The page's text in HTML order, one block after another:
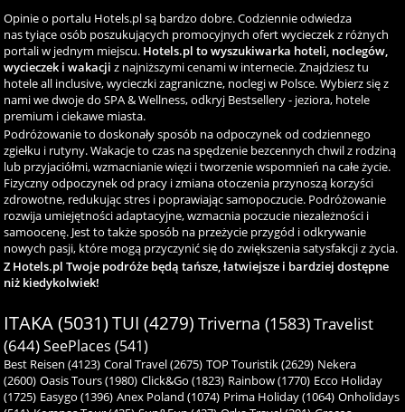
Opinie o portalu Hotels.pl są bardzo dobre. Codziennie odwiedza
nas tyiące osób poszukujących promocyjnych ofert wycieczek z różnych
portali w jednym miejscu. Hotels.pl to wyszukiwarka hoteli, noclegów,
wycieczek i wakacji z najniższymi cenami w internecie. Znajdziesz tu
hotele all inclusive, wycieczki zagraniczne, noclegi w Polsce. Wybierz się z
nami we dwoje do SPA & Wellness, odkryj Bestsellery - jeziora, hotele
premium i ciekawe miasta.
Podróżowanie to doskonały sposób na odpoczynek od codziennego
zgiełku i rutyny. Wakacje to czas na spędzenie bezcennych chwil z rodziną
lub przyjaciółmi, wzmacnianie więzi i tworzenie wspomnień na całe życie.
Fizyczny odpoczynek od pracy i zmiana otoczenia przynoszą korzyści
zdrowotne, redukując stres i poprawiając samopoczucie. Podróżowanie
rozwija umiejętności adaptacyjne, wzmacnia poczucie niezależności i
samoocenę. Jest to także sposób na przeżycie przygód i odkrywanie
nowych pasji, które mogą przyczynić się do zwiększenia satysfakcji z życia.
Z Hotels.pl Twoje podróże będą tańsze, łatwiejsze i bardziej dostępne
niż kiedykolwiek!
ITAKA (5031)TUI (4279) Triverna (1583)Travelist
(644) SeePlaces (541)
Best Reisen (4123) Coral Travel (2675) TOP Touristik (2629) Nekera
(2600) Oasis Tours (1980) Click&Go (1823) Rainbow (1770) Ecco Holiday
(1725) Easygo (1396) Anex Poland (1074) Prima Holiday (1064) Onholidays